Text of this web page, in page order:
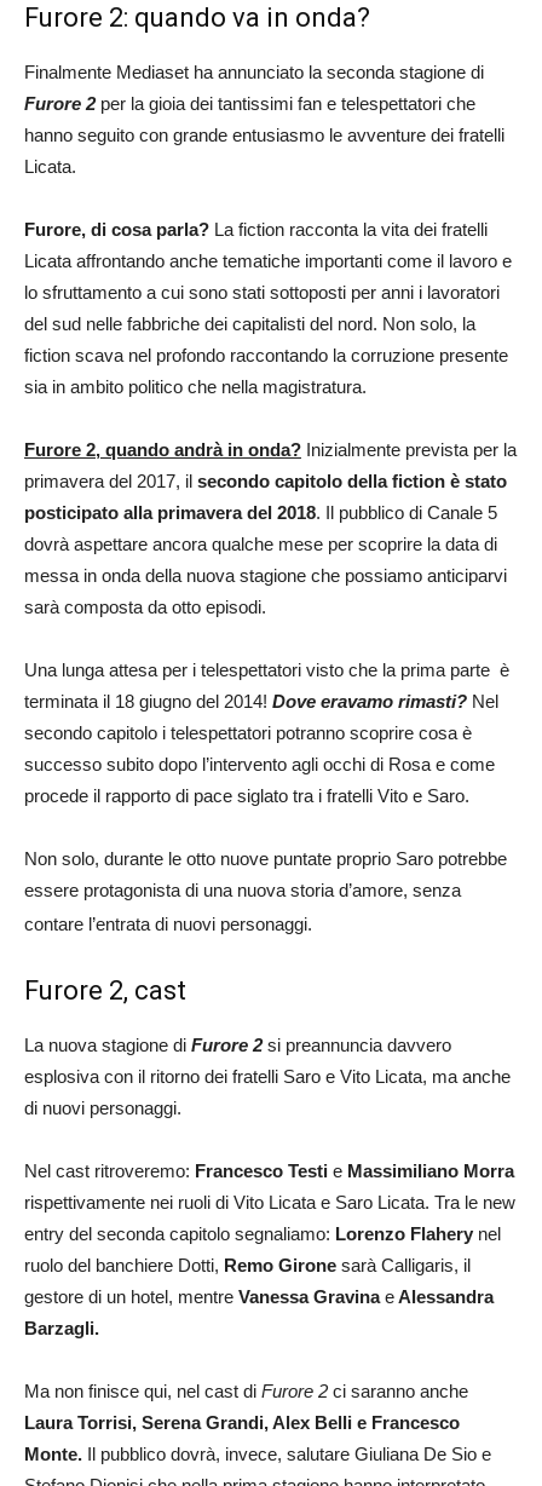
Furore 2: quando va in onda?
Finalmente Mediaset ha annunciato la seconda stagione di
Furore 2per la gioia dei tantissimi fan e telespettatori che
hanno seguito con grande entusiasmo le avventure dei fratelli
Licata.
Furore, di cosa parla? La fiction racconta la vita dei fratelli
Licata affrontando anche tematiche importanti come il lavoro e
lo sfruttamento a cui sono stati sottoposti per anni i lavoratori
del sud nelle fabbriche dei capitalisti del nord. Non solo, la
fiction scava nel profondo raccontando la corruzione presente
sia in ambito politico che nella magistratura.
Furore 2, quando andrà in onda? Inizialmente prevista per la
primavera del 2017, il secondo capitolo della fiction è stato
posticipato alla primavera del 2018. Il pubblico di Canale 5
dovrà aspettare ancora qualche mese per scoprire la data di
messa in onda della nuova stagione che possiamo anticiparvi
sarà composta da otto episodi.
Una lunga attesa per i telespettatori visto che la prima parte è
terminata il 18 giugno del 2014! Dove eravamo rimasti? Nel
secondo capitolo i telespettatori potranno scoprire cosa è
successo subito dopo l’intervento agli occhi di Rosa e come
procede il rapporto di pace siglato tra i fratelli Vito e Saro.
Non solo, durante le otto nuove puntate proprio Saro potrebbe
essere protagonista di una nuova storia d’amore, senza
contare l’entrata di nuovi personaggi.
Furore 2, cast
La nuova stagione di Furore 2si preannuncia davvero
esplosiva con il ritorno dei fratelli Saro e Vito Licata, ma anche
di nuovi personaggi.
Nel cast ritroveremo: Francesco Testi e Massimiliano Morra
rispettivamente nei ruoli di Vito Licata e Saro Licata. Tra le new
entry del seconda capitolo segnaliamo: Lorenzo Flahery nel
ruolo del banchiere Dotti, Remo Girone sarà Calligaris, il
gestore di un hotel, mentre Vanessa GravinaeAlessandra
Barzagli.
Ma non finisce qui, nel cast di Furore 2 ci saranno anche
Laura Torrisi, Serena Grandi, Alex Belli e Francesco
Monte. Il pubblico dovrà, invece, salutare Giuliana De Sio e